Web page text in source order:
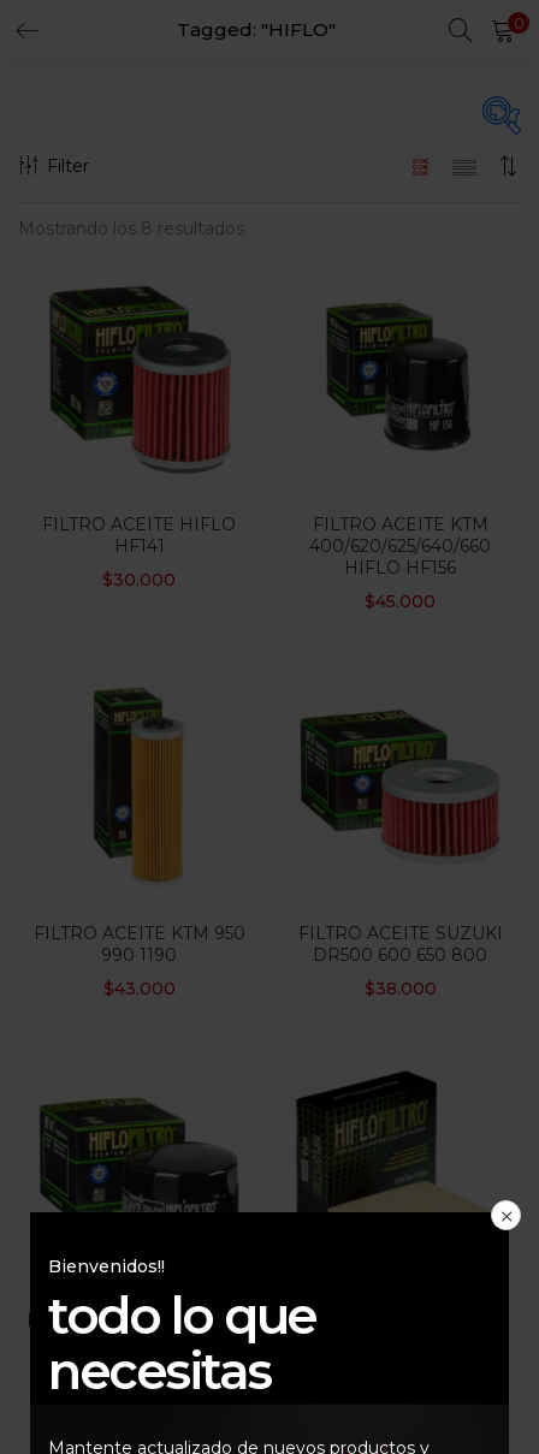
Tagged: "HIFLO" 0
Filtro
Precio: $30.000—
En oferta
Categorias
Categorias
Filter
Mostrando los 8 resultados
FILTRO ACEITE HIFLO
HF141
$30.000
FILTRO ACEITE KTM
400/620/625/640/660
HIFLO HF156
$45.000
FILTRO ACEITE KTM 950
990 1190
$43.000
FILTRO ACEITE SUZUKI
DR500 600 650 800
$38.000
FILTRO DE ACEITE HIFLO
$42.000
FILTRO DE AIRE DE
Bienvenidos!!
todo lo que
necesitas
Mantente actualizado de nuevos productos y
REGISTER
Remember me
Lost password?